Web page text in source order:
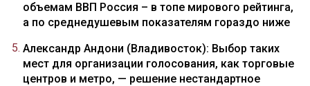
объемам ВВП Россия – в топе мирового рейтинга,
а по среднедушевым показателям гораздо ниже
Александр Андони (Владивосток): Выбор таких
мест для организации голосования, как торговые
центров и метро, — решение нестандартное